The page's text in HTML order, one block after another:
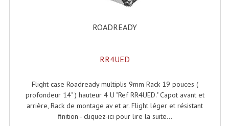
Connectiques, Prises Etc...
Adaptateurs Audio
Haut-Parleurs Origine Sav
Membrannes De Haut Parleurs
ROADREADY
RR4UED
Flight case Roadready multiplis 9mm Rack 19 pouces (
profondeur 14" ) hauteur 4 U "Ref RR4UED." Capot avant et
arrière, Rack de montage av et ar. Flight léger et résistant
finition - cliquez-ici pour lire la suite...